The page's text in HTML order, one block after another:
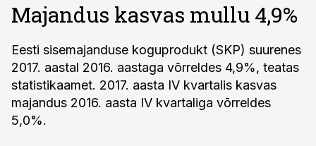
Majandus kasvas mullu 4,9%
Eesti sisemajanduse koguprodukt (SKP) suurenes
2017. aastal 2016. aastaga võrreldes 4,9%, teatas
statistikaamet. 2017. aasta IV kvartalis kasvas
majandus 2016. aasta IV kvartaliga võrreldes
5,0%.